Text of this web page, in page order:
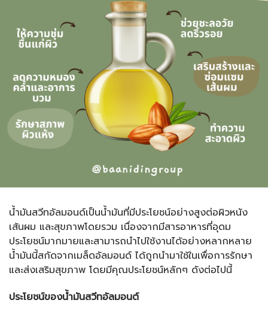
น้ำมันสวีทอัลมอนด์เป็นน้ำมันที่มีประโยชน์อย่างสูงต่อผิวหนัง
เส้นผม และสุขภาพโดยรวม เนื่องจากมีสารอาหารที่อุดม
ประโยชน์มากมายและสามารถนำไปใช้งานได้อย่างหลากหลาย
น้ำมันนี้สกัดจากเมล็ดอัลมอนด์ ได้ถูกนำมาใช้ในเพื่อการรักษา
และส่งเสริมสุขภาพ โดยมีคุณประโยชน์หลักๆ ดังต่อไปนี้
ประโยชน์ของน้ำมันสวีทอัลมอนต์